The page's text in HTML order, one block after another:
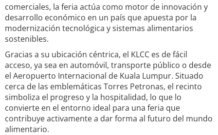
comerciales, la feria actúa como motor de innovación y
desarrollo económico en un país que apuesta por la
modernización tecnológica y sistemas alimentarios
sostenibles.
Gracias a su ubicación céntrica, el KLCC es de fácil
acceso, ya sea en automóvil, transporte público o desde
el Aeropuerto Internacional de Kuala Lumpur. Situado
cerca de las emblemáticas Torres Petronas, el recinto
simboliza el progreso y la hospitalidad, lo que lo
convierte en el entorno ideal para una feria que
contribuye activamente a dar forma al futuro del mundo
alimentario.